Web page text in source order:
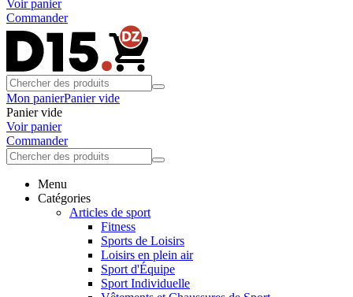
Voir panier
Commander
Mon panierPanier vide
Panier vide
Voir panier
Commander
Menu
Catégories
Articles de sport
Fitness
Sports de Loisirs
Loisirs en plein air
Sport d'Équipe
Sport Individuelle